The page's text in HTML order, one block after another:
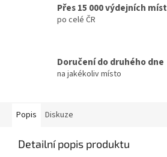
Přes 15 000 výdejních míst
po celé ČR
Doručení do druhého dne
na jakékoliv místo
Popis Diskuze
Detailní popis produktu